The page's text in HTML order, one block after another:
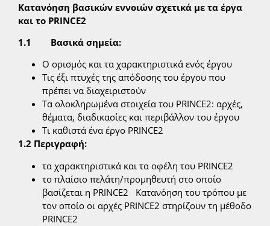
Κατανόηση βασικών εννοιών σχετικά με τα έργα
και το PRINCE2
1.1 Βασικά σημεία:
Ο ορισμός και τα χαρακτηριστικά ενός έργου
Τις έξι πτυχές της απόδοσης του έργου που
πρέπει να διαχειριστούν
Τα ολοκληρωμένα στοιχεία του PRINCE2: αρχές,
θέματα, διαδικασίες και περιβάλλον του έργου
Τι καθιστά ένα έργο PRINCE2
1.2 Περιγραφή:
τα χαρακτηριστικά και τα οφέλη του PRINCE2
το πλαίσιο πελάτη/προμηθευτή στο οποίο
βασίζεται η PRINCE2 Κατανόηση του τρόπου με
τον οποίο οι αρχές PRINCE2 στηρίζουν τη μέθοδο
PRINCE2